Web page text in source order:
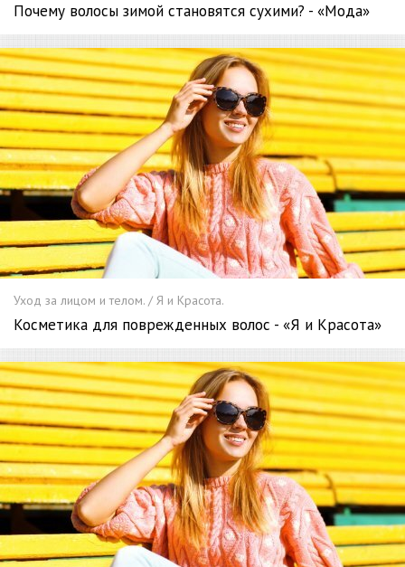
Почему волосы зимой становятся сухими? - «Мода»
Уход за лицом и телом. / Я и Красота.
Косметика для поврежденных волос - «Я и Красота»